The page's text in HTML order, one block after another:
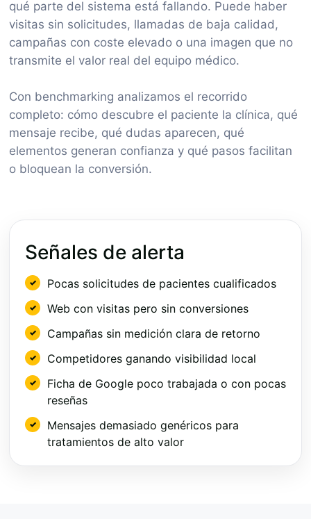
qué parte del sistema está fallando. Puede haber
visitas sin solicitudes, llamadas de baja calidad,
campañas con coste elevado o una imagen que no
transmite el valor real del equipo médico.
Con benchmarking analizamos el recorrido
completo: cómo descubre el paciente la clínica, qué
mensaje recibe, qué dudas aparecen, qué
elementos generan confianza y qué pasos facilitan
o bloquean la conversión.
Señales de alerta
Pocas solicitudes de pacientes cualificados
Web con visitas pero sin conversiones
Campañas sin medición clara de retorno
Competidores ganando visibilidad local
Ficha de Google poco trabajada o con pocas
reseñas
Mensajes demasiado genéricos para
tratamientos de alto valor